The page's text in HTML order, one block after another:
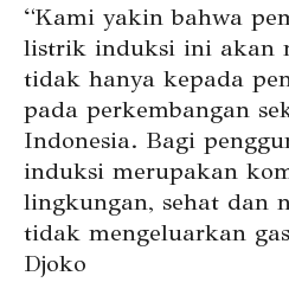
“Kami yakin bahwa
listrik induksi ini akan
tidak hanya kepada
pada perkembangan
Indonesia. Bagi
induksi merupakan
lingkungan, sehat dan
tidak mengeluarkan
Djoko